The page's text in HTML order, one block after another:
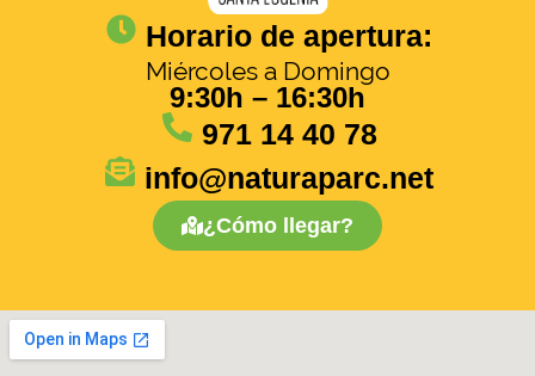
Horario de apertura:
Miércoles a Domingo
9:30h – 16:30h
971 14 40 78
info@naturaparc.net
¿Cómo llegar?